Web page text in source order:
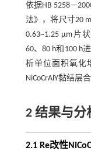
依据HB
法》，将尺寸20
0.63~1.25 μm片
60、80 h和100 h
析单位面积氧化
NiCoCrAlY黏结层
2 结果与分
2.1 Re改性